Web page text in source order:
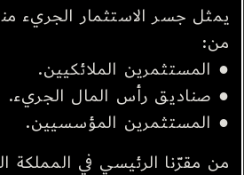
يمثل جسر الاستثمار الجريء
من:
● المستثمرين الملائكيين.
● صناديق رأس المال الجريء.
● المستثمرين المؤسسيين.
من مقرّنا الرئيسي في المملكة